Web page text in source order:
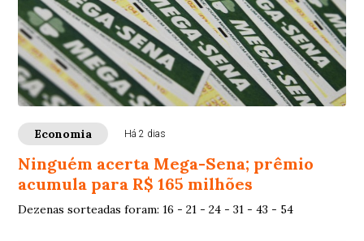
Economia Há 2 dias
Ninguém acerta Mega-Sena; prêmio
acumula para R$ 165 milhões
Dezenas sorteadas foram: 16 - 21 - 24 - 31 - 43 - 54